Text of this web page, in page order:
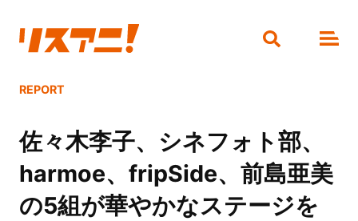
REPORT
佐々木李子、シネフォト部、
harmoe、fripSide、前島亜美
の5組が華やかなステージを